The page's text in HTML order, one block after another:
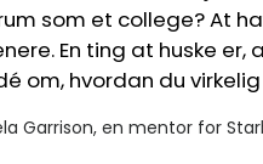
som et college? At
En ting at huske er,
om, hvordan du